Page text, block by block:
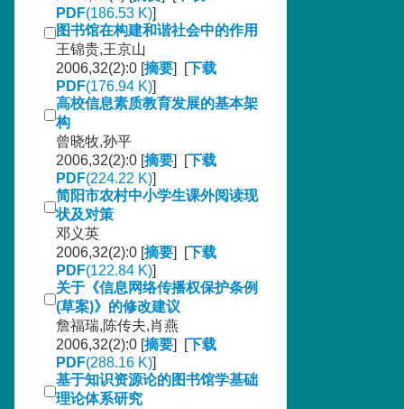
PDF(186.53 K)]
图书馆在构建和谐社会中的作用
王锦贵,王京山
2006,32(2):0 [摘要] [下载
PDF(176.94 K)]
高校信息素质教育发展的基本架
构
曾晓牧,孙平
2006,32(2):0 [摘要] [下载
PDF(224.22 K)]
简阳市农村中小学生课外阅读现
状及对策
邓义英
2006,32(2):0 [摘要] [下载
PDF(122.84 K)]
关于《信息网络传播权保护条例
(草案)》的修改建议
詹福瑞,陈传夫,肖燕
2006,32(2):0 [摘要] [下载
PDF(288.16 K)]
基于知识资源论的图书馆学基础
理论体系研究